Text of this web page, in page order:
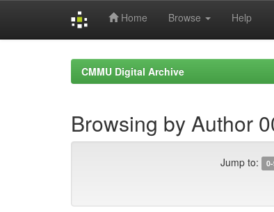
Home Browse Help
CMMU Digital Archive
Browsing by Author
Jump to: